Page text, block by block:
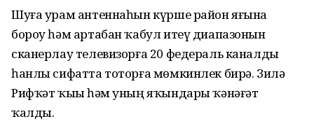
Шуға урам антеннаһын күрше район яғына
бороу һәм артабан ҡабул итеү диапазонын
сканерлау телевизорға 20 федераль каналды
һанлы сифатта тоторға мөмкинлек бирә. Зилә
Рифҡәт ҡыҙы һәм уның яҡындары ҡәнәғәт
ҡалды.